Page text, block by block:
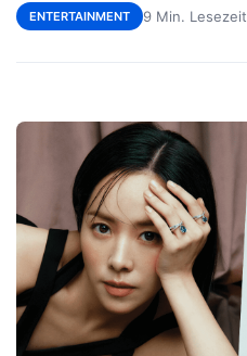
ENTERTAINMENT 9 Min. Lesezeit